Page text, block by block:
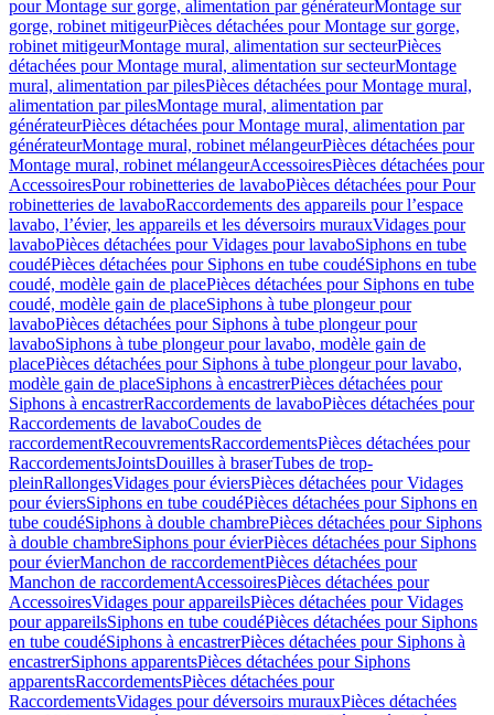
pour Montage sur gorge, alimentation par générateurMontage sur
gorge, robinet mitigeurPièces détachées pour Montage sur gorge,
robinet mitigeurMontage mural, alimentation sur secteurPièces
détachées pour Montage mural, alimentation sur secteurMontage
mural, alimentation par pilesPièces détachées pour Montage mural,
alimentation par pilesMontage mural, alimentation par
générateurPièces détachées pour Montage mural, alimentation par
générateurMontage mural, robinet mélangeurPièces détachées pour
Montage mural, robinet mélangeurAccessoiresPièces détachées pour
AccessoiresPour robinetteries de lavaboPièces détachées pour Pour
robinetteries de lavaboRaccordements des appareils pour l’espace
lavabo, l’évier, les appareils et les déversoirs murauxVidages pour
lavaboPièces détachées pour Vidages pour lavaboSiphons en tube
coudéPièces détachées pour Siphons en tube coudéSiphons en tube
coudé, modèle gain de placePièces détachées pour Siphons en tube
coudé, modèle gain de placeSiphons à tube plongeur pour
lavaboPièces détachées pour Siphons à tube plongeur pour
lavaboSiphons à tube plongeur pour lavabo, modèle gain de
placePièces détachées pour Siphons à tube plongeur pour lavabo,
modèle gain de placeSiphons à encastrerPièces détachées pour
Siphons à encastrerRaccordements de lavaboPièces détachées pour
Raccordements de lavaboCoudes de
raccordementRecouvrementsRaccordementsPièces détachées pour
RaccordementsJointsDouilles à braserTubes de trop-
pleinRallongesVidages pour éviersPièces détachées pour Vidages
pour éviersSiphons en tube coudéPièces détachées pour Siphons en
tube coudéSiphons à double chambrePièces détachées pour Siphons
à double chambreSiphons pour évierPièces détachées pour Siphons
pour évierManchon de raccordementPièces détachées pour
Manchon de raccordementAccessoiresPièces détachées pour
AccessoiresVidages pour appareilsPièces détachées pour Vidages
pour appareilsSiphons en tube coudéPièces détachées pour Siphons
en tube coudéSiphons à encastrerPièces détachées pour Siphons à
encastrerSiphons apparentsPièces détachées pour Siphons
apparentsRaccordementsPièces détachées pour
RaccordementsVidages pour déversoirs murauxPièces détachées